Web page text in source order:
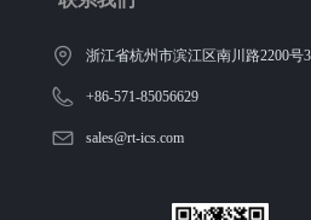
浙江省杭州市滨江区南川路2200号
+86-571-85056629
sales@rt-ics.com